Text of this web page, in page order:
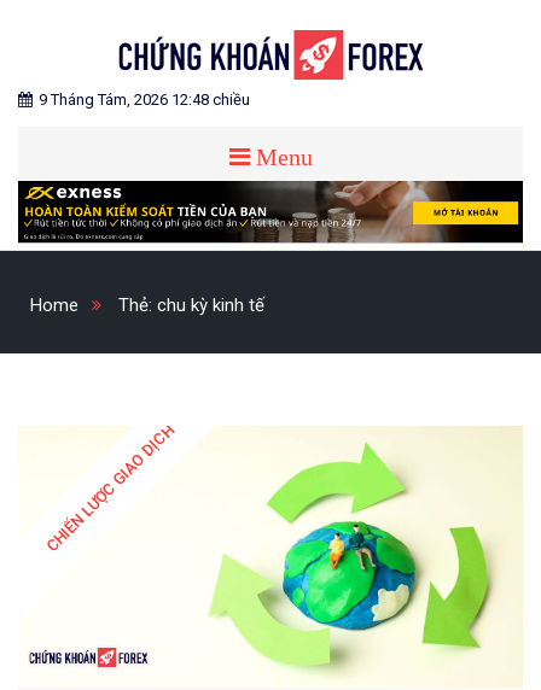
CHỨNG KHOÁN FOREX
Blog chia sẻ về Chứng Khoán và Forex
9 Tháng Tám, 2026 12:48 chiều
Menu
Home Thẻ: chu kỳ kinh tế
CHIẾN LƯỢC GIAO DỊCH